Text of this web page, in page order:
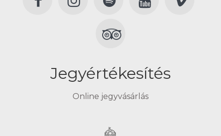
Jegyértékesítés
Online jegyvásárlás